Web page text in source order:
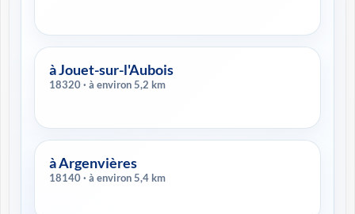
à Jouet-sur-l'Aubois
18320 · à environ 5,2 km
à Argenvières
18140 · à environ 5,4 km